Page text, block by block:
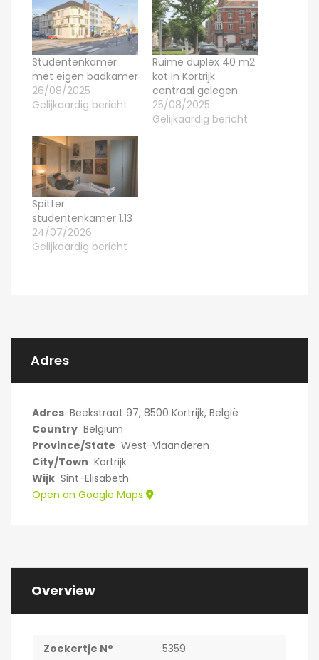
Studentenkamer
met eigen badkamer
26/08/2025
Gelijkaardig bericht
Ruime duplex 40 m2
kot in Kortrijk
centraal gelegen.
25/08/2025
Gelijkaardig bericht
Spitter
studentenkamer 1.13
24/07/2026
Gelijkaardig bericht
Adres
Adres Beekstraat 97, 8500 Kortrijk, België
Country Belgium
Province/State West-Vlaanderen
City/Town Kortrijk
Wijk Sint-Elisabeth
Open on Google Maps
Overview
Zoekertje N° 5359